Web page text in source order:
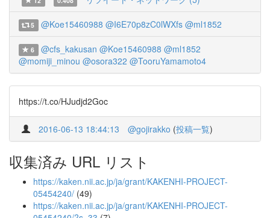
5 @Koe15460988 @I6E70p8zC0lWXfs @ml1852
6 @cfs_kakusan @Koe15460988 @ml1852
@momiji_minou @osora322 @TooruYamamoto4
https://t.co/HJudjd2Goc
2016-06-13 18:44:13 @gojirakko (投稿一覧)
収集済み URL リスト
https://kaken.nii.ac.jp/ja/grant/KAKENHI-PROJECT-
05454240/ (49)
https://kaken.nii.ac.jp/ja/grant/KAKENHI-PROJECT-